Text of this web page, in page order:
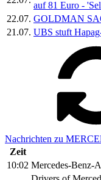
auf 81 Euro -
22.07. GOLDMAN
21.07. UBS stuft
Nachrichten zu
Zeit
10:02 Mercedes-Benz-